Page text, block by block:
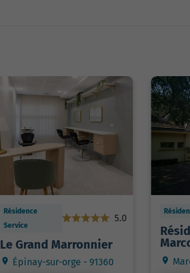
Résidence
Service
5.0
Le Grand Marronnier
Épinay-sur-orge - 91360